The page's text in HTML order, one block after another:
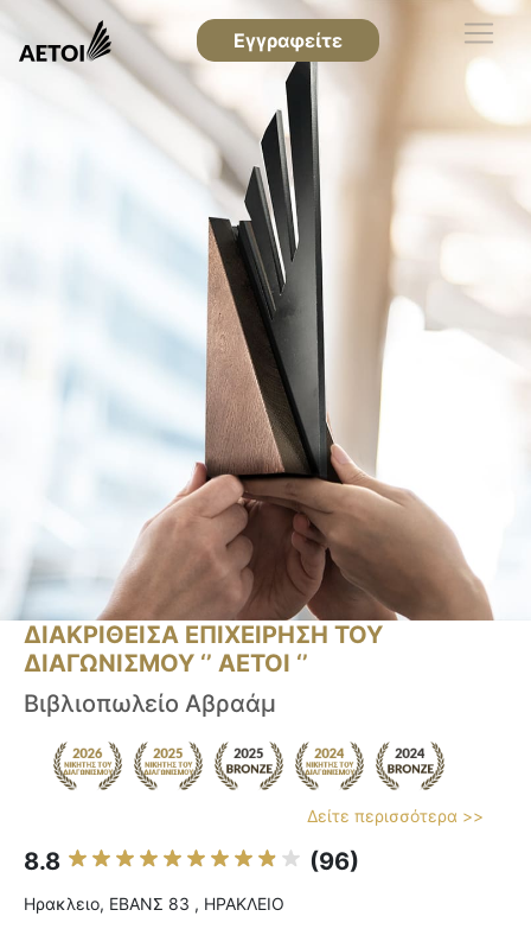
Εγγραφείτε
ΔΙΑΚΡΙΘΕΙΣΑ ΕΠΙΧΕΙΡΗΣΗ ΤΟΥ
ΔΙΑΓΩΝΙΣΜΟΥ ‘’ ΑΕΤΟΙ ‘’
Βιβλιοπωλείο Αβραάμ
Δείτε περισσότερα >>
8.8 (96)
Ηρακλειο, ΕΒΑΝΣ 83 , ΗΡΑΚΛΕΙΟ